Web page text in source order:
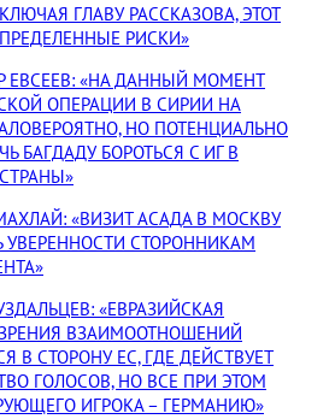
ГЛАВУ РАССКАЗОВА, ЭТОТ
РИСКИ»
ЕВСЕЕВ: «НА ДАННЫЙ МОМЕНТ
ОПЕРАЦИИ В СИРИИ НА
НО ПОТЕНЦИАЛЬНО
БАГДАДУ БОРОТЬСЯ С ИГ В
«ВИЗИТ АСАДА В МОСКВУ
СТОРОННИКАМ
«ЕВРАЗИЙСКАЯ
ВЗАИМООТНОШЕНИЙ
В СТОРОНУ ЕС, ГДЕ ДЕЙСТВУЕТ
ГОЛОСОВ, НО ВСЕ ПРИ ЭТОМ
ИГРОКА – ГЕРМАНИЮ»